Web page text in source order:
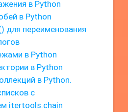
в Python
в Python
для переименования
в Python
в Python
в Python.
с
itertools.chain